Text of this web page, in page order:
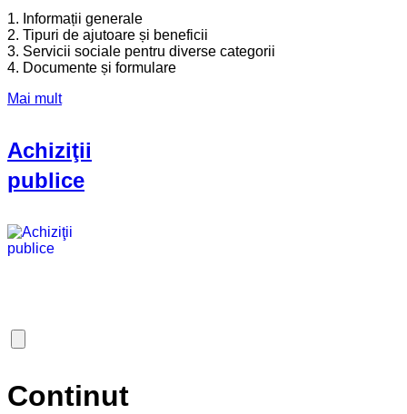
1. Informații generale
2. Tipuri de ajutoare și beneficii
3. Servicii sociale pentru diverse categorii
4. Documente și formulare
Mai mult
Achiziţii
publice
Continut